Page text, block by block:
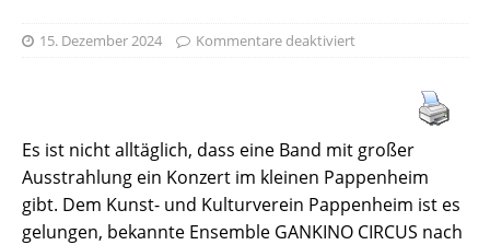
15. Dezember 2024 Kommentare deaktiviert
Es ist nicht alltäglich, dass eine Band mit großer
Ausstrahlung ein Konzert im kleinen Pappenheim
gibt. Dem Kunst- und Kulturverein Pappenheim ist es
gelungen, bekannte Ensemble GANKINO CIRCUS nach